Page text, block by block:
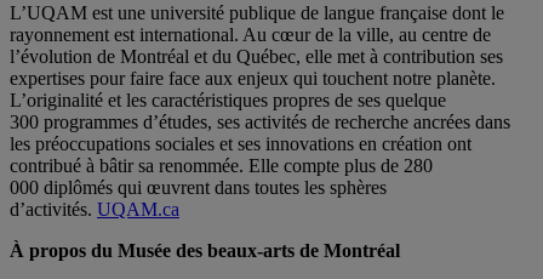
L’UQAM est une université publique de langue française dont le
rayonnement est international. Au cœur de la ville, au centre de
l’évolution de Montréal et du Québec, elle met à contribution ses
expertises pour faire face aux enjeux qui touchent notre planète.
L’originalité et les caractéristiques propres de ses quelque
300 programmes d’études, ses activités de recherche ancrées dans
les préoccupations sociales et ses innovations en création ont
contribué à bâtir sa renommée. Elle compte plus de 280
000 diplômés qui œuvrent dans toutes les sphères
d’activités. UQAM.ca
À propos du Musée des beaux-arts de Montréal